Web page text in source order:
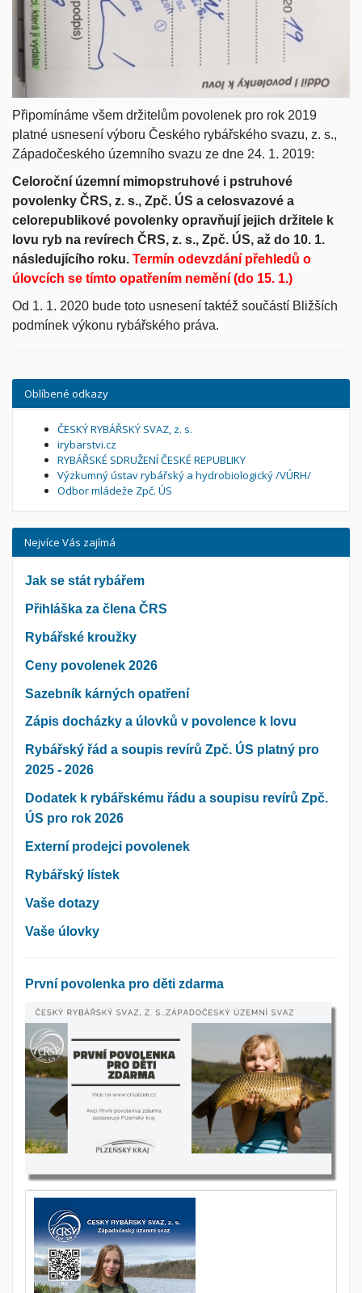
Připomínáme všem držitelům povolenek pro rok 2019
platné usnesení výboru Českého rybářského svazu, z. s.,
Západočeského územního svazu ze dne 24. 1. 2019:
Celoroční územní mimopstruhové i pstruhové
povolenky ČRS, z. s., Zpč. ÚS a celosvazové a
celorepublikové povolenky opravňují jejich držitele k
lovu ryb na revírech ČRS, z. s., Zpč. ÚS, až do 10. 1.
následujícího roku. Termín odevzdání přehledů o
úlovcích se tímto opatřením nemění (do 15. 1.)
Od 1. 1. 2020 bude toto usnesení taktéž součástí Bližších
podmínek výkonu rybářského práva.
Oblíbené odkazy
ČESKÝ RYBÁŘSKÝ SVAZ, z. s.
irybarstvi.cz
RYBÁŘSKÉ SDRUŽENÍ ČESKÉ REPUBLIKY
Výzkumný ústav rybářský a hydrobiologický /VÚRH/
Odbor mládeže Zpč. ÚS
Nejvíce Vás zajímá
Jak se stát rybářem
Přihláška za člena ČRS
Rybářské kroužky
Ceny povolenek 2026
Sazebník kárných opatření
Zápis docházky a úlovků v povolence k lovu
Rybářský řád a soupis revírů Zpč. ÚS platný pro
2025 - 2026
Dodatek k rybářskému řádu a soupisu revírů Zpč.
ÚS pro rok 2026
Externí prodejci povolenek
Rybářský lístek
Vaše dotazy
Vaše úlovky
První povolenka pro děti zdarma